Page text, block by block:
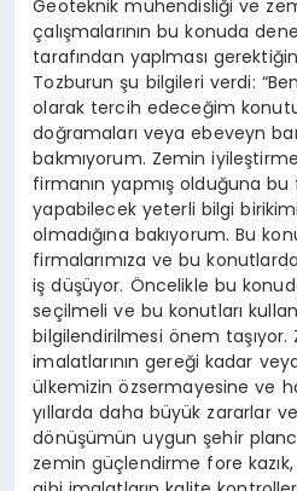
Geoteknik mühendisliği ve
çalışmalarının bu konuda
tarafından yaplması
Tozburun şu bilgileri verdi:
olarak tercih edeceğim
doğramaları veya ebeveyn
bakmıyorum. Zemin
firmanın yapmış olduğuna bu
yapabilecek yeterli bilgi
olmadığına bakıyorum. Bu
firmalarımıza ve bu
iş düşüyor. Öncelikle bu
seçilmeli ve bu konutları
bilgilendirilmesi önem
imalatlarının gereği kadar
ülkemizin özsermayesine ve
yıllarda daha büyük zararlar
dönüşümün uygun şehir
zemin güçlendirme fore